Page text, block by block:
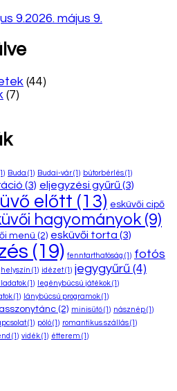
9.2026. május 9.
(44)
(7)
Buda (1) Budai-vár(1) bútorbérlés(1)
(3) eljegyzési gyűrű(3)
előtt (13) esküvői cipő
hagyományok (9)
menü (2) esküvői torta (3)
(19) fenntarthatóság (1) fotós
helyszín (1) idézet(1) jegygyűrű (4)
(1) legénybúcsú játékok(1)
(1) lánybúcsú programok(1)
(2) minisütő(1) násznép(1)
(1) póló(1) romantikus szállás(1)
(1) vidék(1) étterem (1)